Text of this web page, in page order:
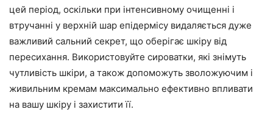
цей період, оскільки при інтенсивному очищенні і
втручанні у верхній шар епідермісу видаляється дуже
важливий сальний секрет, що оберігає шкіру від
пересихання. Використовуйте сироватки, які знімуть
чутливість шкіри, а також допоможуть зволожуючим і
живильним кремам максимально ефективно впливати
на вашу шкіру і захистити її.